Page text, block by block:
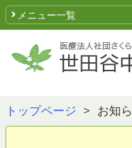
メニュー一覧
トップページ お知